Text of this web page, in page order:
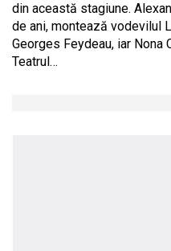
din această stagiune.
de ani, montează vodevilul
Georges Feydeau, iar Nona
Teatrul…